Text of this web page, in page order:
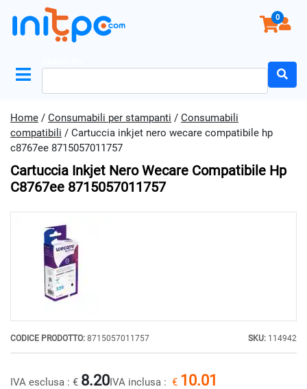
0
Home / Consumabili per stampanti / Consumabili
compatibili / Cartuccia inkjet nero wecare compatibile hp
c8767ee 8715057011757
Cartuccia Inkjet Nero Wecare Compatibile Hp
C8767ee 8715057011757
CODICE PRODOTTO: 8715057011757 SKU: 114942
IVA esclusa : € 8.20IVA inclusa : € 10.01